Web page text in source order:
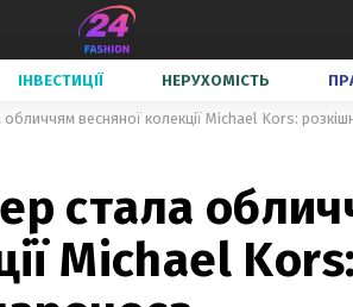
ІНВЕСТИЦІЇ НЕРУХОМІСТЬ
весняної колекції Michael Kors:
стала
Michael